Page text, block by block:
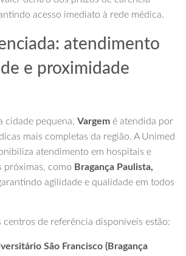
acesso imediato à rede médica.
atendimento
e proximidade
cidade pequena, Vargem é atendida por
mais completas da região. A Unimed
atendimento em hospitais e
próximas, como Bragança Paulista,
agilidade e qualidade em todos
centros de referência disponíveis estão:
São Francisco (Bragança